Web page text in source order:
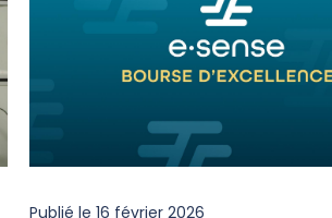
Publié le16 février 2026